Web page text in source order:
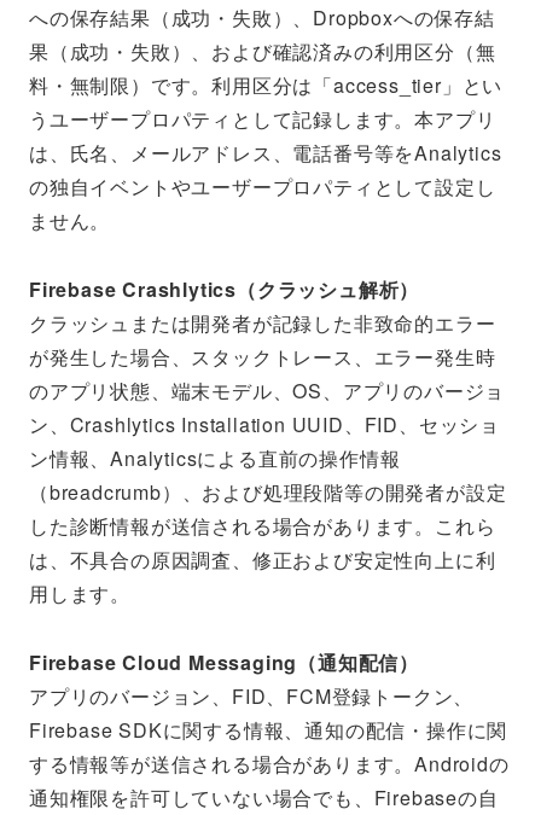
への保存結果（成功・失敗）、Dropboxへの保存結
果（成功・失敗）、および確認済みの利用区分（無
料・無制限）です。利用区分は「access_tier」とい
うユーザープロパティとして記録します。本アプリ
は、氏名、メールアドレス、電話番号等をAnalytics
の独自イベントやユーザープロパティとして設定し
ません。
Firebase Crashlytics（クラッシュ解析）
クラッシュまたは開発者が記録した非致命的エラー
が発生した場合、スタックトレース、エラー発生時
のアプリ状態、端末モデル、OS、アプリのバージョ
ン、Crashlytics Installation UUID、FID、セッショ
ン情報、Analyticsによる直前の操作情報
（breadcrumb）、および処理段階等の開発者が設定
した診断情報が送信される場合があります。これら
は、不具合の原因調査、修正および安定性向上に利
用します。
Firebase Cloud Messaging（通知配信）
アプリのバージョン、FID、FCM登録トークン、
Firebase SDKに関する情報、通知の配信・操作に関
する情報等が送信される場合があります。Androidの
通知権限を許可していない場合でも、Firebaseの自